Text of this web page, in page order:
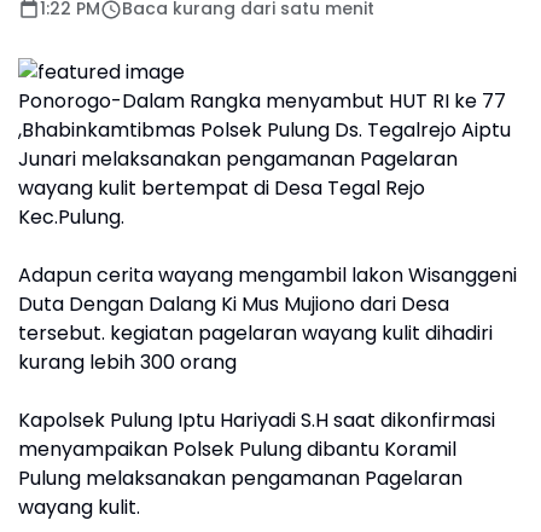
1:22 PM Baca kurang dari satu menit
Ponorogo-Dalam Rangka menyambut HUT RI ke 77
,Bhabinkamtibmas Polsek Pulung Ds. Tegalrejo Aiptu
Junari melaksanakan pengamanan Pagelaran
wayang kulit bertempat di Desa Tegal Rejo
Kec.Pulung.
Adapun cerita wayang mengambil lakon Wisanggeni
Duta Dengan Dalang Ki Mus Mujiono dari Desa
tersebut. kegiatan pagelaran wayang kulit dihadiri
kurang lebih 300 orang
Kapolsek Pulung Iptu Hariyadi S.H saat dikonfirmasi
menyampaikan Polsek Pulung dibantu Koramil
Pulung melaksanakan pengamanan Pagelaran
wayang kulit.